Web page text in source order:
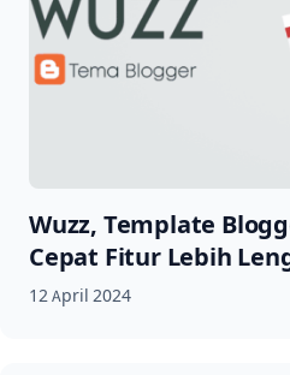
Wuzz, Template
Cepat Fitur Lebih
12 April 2024